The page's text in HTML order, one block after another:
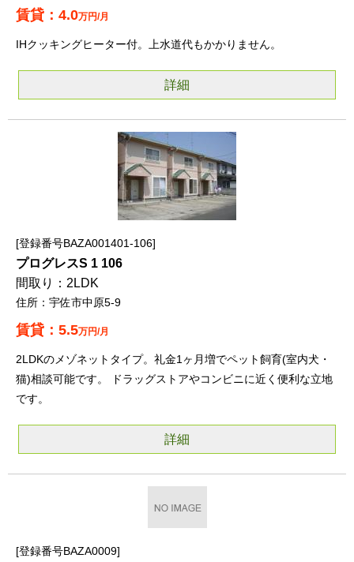
4.0万円/月
IHクッキングヒーター付。上水道代もかかりません。
詳細
登録番号BAZA001401-106
プログレスS 1 106
2LDK
宇佐市中原5-9
5.5万円/月
2LDKのメゾネットタイプ。礼金1ヶ月増でペット飼育(室内犬・
猫)相談可能です。 ドラッグストアやコンビニに近く便利な立地
です。
詳細
登録番号BAZA0009